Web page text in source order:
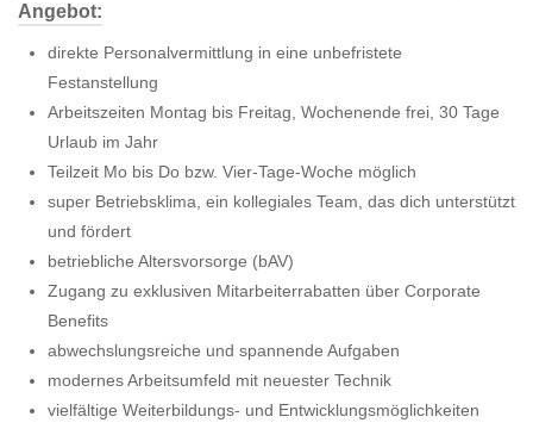
Angebot:
direkte Personalvermittlung in eine unbefristete
Festanstellung
Arbeitszeiten Montag bis Freitag, Wochenende frei, 30 Tage
Urlaub im Jahr
Teilzeit Mo bis Do bzw. Vier-Tage-Woche möglich
super Betriebsklima, ein kollegiales Team, das dich unterstützt
und fördert
betriebliche Altersvorsorge (bAV)
Zugang zu exklusiven Mitarbeiterrabatten über Corporate
Benefits
abwechslungsreiche und spannende Aufgaben
modernes Arbeitsumfeld mit neuester Technik
vielfältige Weiterbildungs- und Entwicklungsmöglichkeiten